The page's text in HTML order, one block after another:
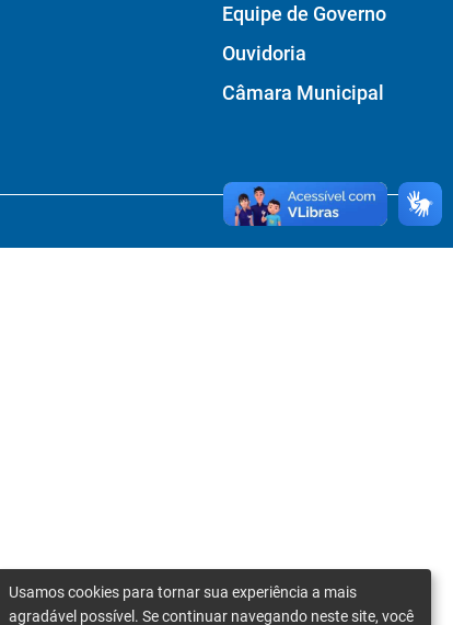
Equipe de Governo
Ouvidoria
Câmara Municipal
Usamos cookies para tornar sua experiência a mais
agradável possível. Se continuar navegando neste site, você